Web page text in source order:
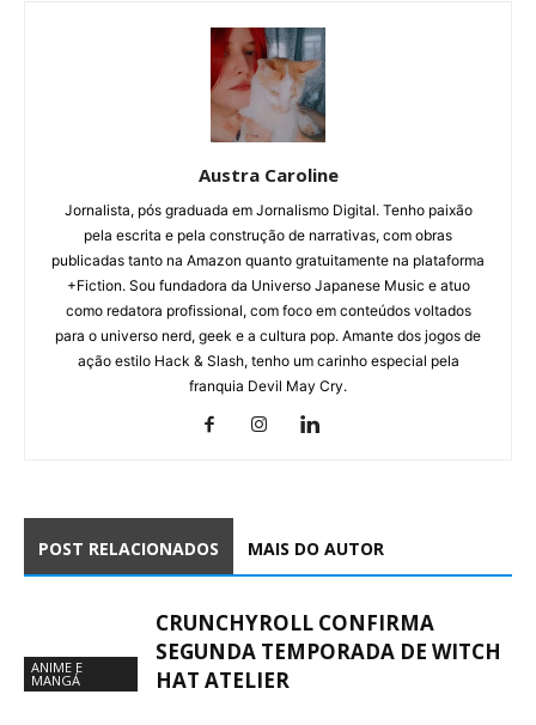
Austra Caroline
Jornalista, pós graduada em Jornalismo Digital. Tenho paixão
pela escrita e pela construção de narrativas, com obras
publicadas tanto na Amazon quanto gratuitamente na plataforma
+Fiction. Sou fundadora da Universo Japanese Music e atuo
como redatora profissional, com foco em conteúdos voltados
para o universo nerd, geek e a cultura pop. Amante dos jogos de
ação estilo Hack & Slash, tenho um carinho especial pela
franquia Devil May Cry.
POST RELACIONADOS MAIS DO AUTOR
ANIME E
MANGÁ
CRUNCHYROLL CONFIRMA
SEGUNDA TEMPORADA DE WITCH
HAT ATELIER